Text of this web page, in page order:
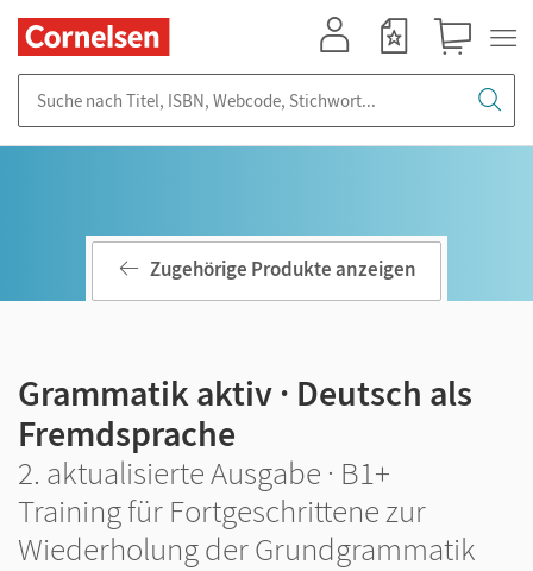
Zugehörige Produkte anzeigen
Grammatik aktiv · Deutsch als
Fremdsprache
2. aktualisierte Ausgabe · B1+
Training für Fortgeschrittene zur
Wiederholung der Grundgrammatik